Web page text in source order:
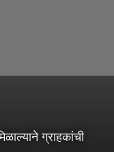
ग्राहकांची